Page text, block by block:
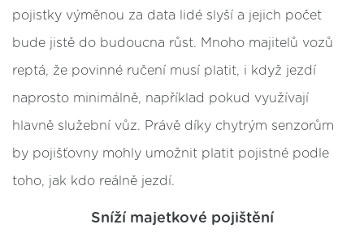
pojistky výměnou za data lidé slyší a jejich počet
bude jistě do budoucna růst. Mnoho majitelů vozů
reptá, že povinné ručení musí platit, i když jezdí
naprosto minimálně, například pokud využívají
hlavně služební vůz. Právě díky chytrým senzorům
by pojišťovny mohly umožnit platit pojistné podle
toho, jak kdo reálně jezdí.
Sníží majetkové pojištění